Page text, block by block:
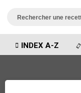
INDEX A-Z